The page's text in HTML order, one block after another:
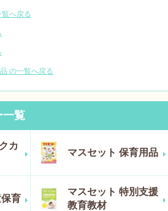
へ戻る
の一覧へ戻る
一覧
カ
マスセット 保育用品
育
マスセット 特別支援
教育教材